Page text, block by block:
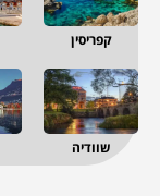
קפריסין
שוודיה